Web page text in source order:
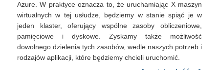
Azure. W praktyce oznacza to, że uruchamiając X maszyn
wirtualnych w tej usłudze, będziemy w stanie spiąć je w
jeden klaster, oferujący wspólne zasoby obliczeniowe,
pamięciowe i dyskowe. Zyskamy także możliwość
dowolnego dzielenia tych zasobów, wedle naszych potrzeb i
rodzajów aplikacji, które będziemy chcieli uruchomić.